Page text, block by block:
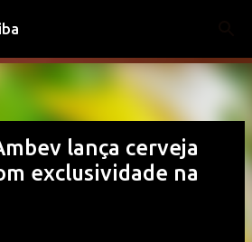
o conteúdo principal
lança cerveja
exclusividade na